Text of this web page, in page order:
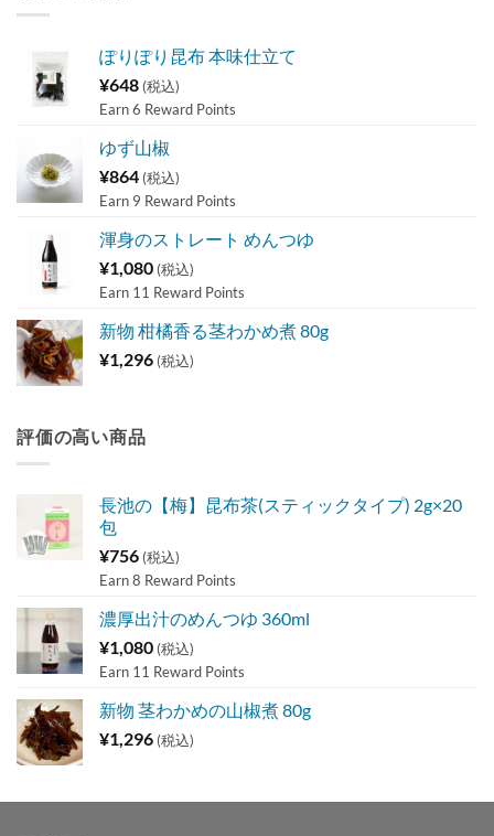
ぽりぽり昆布 本味仕立て
¥648 (税込)
Earn 6 Reward Points
ゆず山椒
¥864 (税込)
Earn 9 Reward Points
渾身のストレート めんつゆ
¥1,080 (税込)
Earn 11 Reward Points
新物 柑橘香る茎わかめ煮 80g
¥1,296 (税込)
評価の高い商品
長池の【梅】昆布茶(スティックタイプ) 2g×20
包
¥756 (税込)
Earn 8 Reward Points
濃厚出汁のめんつゆ 360ml
¥1,080 (税込)
Earn 11 Reward Points
新物 茎わかめの山椒煮 80g
¥1,296 (税込)